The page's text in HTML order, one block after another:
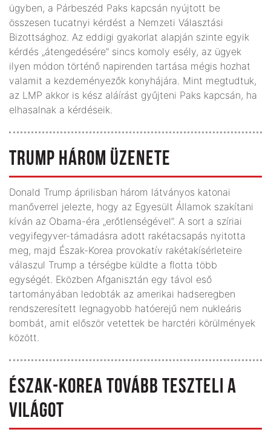
ügyben, a Párbeszéd Paks kapcsán nyújtott be
összesen tucatnyi kérdést a Nemzeti Választási
Bizottsághoz. Az eddigi gyakorlat alapján szinte egyik
kérdés „átengedésére” sincs komoly esély, az ügyek
ilyen módon történő napirenden tartása mégis hozhat
valamit a kezdeményezők konyhájára. Mint megtudtuk,
az LMP akkor is kész aláírást gyűjteni Paks kapcsán, ha
elhasalnak a kérdéseik.
TRUMP HÁROM ÜZENETE
Donald Trump áprilisban három látványos katonai
manőverrel jelezte, hogy az Egyesült Államok szakítani
kíván az Obama-éra „erőtlenségével”. A sort a szíriai
vegyifegyver-támadásra adott rakétacsapás nyitotta
meg, majd Észak-Korea provokatív rakétakísérleteire
válaszul Trump a térségbe küldte a flotta több
egységét. Eközben Afganisztán egy távol eső
tartományában ledobták az amerikai hadseregben
rendszeresített legnagyobb hatóerejű nem nukleáris
bombát, amit először vetettek be harctéri körülmények
között.
ÉSZAK-KOREA TOVÁBB TESZTELI A
VILÁGOT